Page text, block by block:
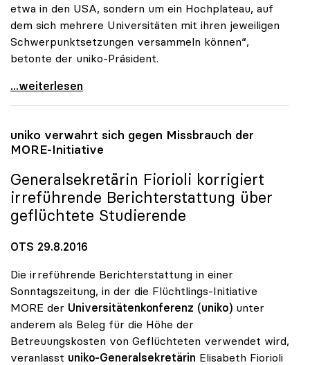
etwa in den USA, sondern um ein Hochplateau, auf
dem sich mehrere Universitäten mit ihren jeweiligen
Schwerpunktsetzungen versammeln können“,
betonte der uniko-Präsident.
Vitouch zu Exzellenz an Unis: „Hochplateau statt
...weiterlesen
uniko verwahrt sich gegen Missbrauch der
MORE-Initiative
Generalsekretärin Fiorioli korrigiert
irreführende Berichterstattung über
geflüchtete Studierende
OTS 29.8.2016
Die irreführende Berichterstattung in einer
Sonntagszeitung, in der die Flüchtlings-Initiative
MORE der Universitätenkonferenz (uniko) unter
anderem als Beleg für die Höhe der
Betreuungskosten von Geflüchteten verwendet wird,
veranlasst uniko-Generalsekretärin Elisabeth Fiorioli